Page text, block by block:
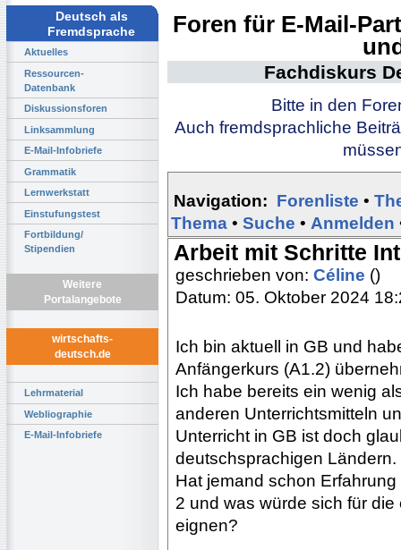
Deutsch als
Fremdsprache
Aktuelles
Ressourcen-
Datenbank
Diskussionsforen
Linksammlung
E-Mail-Infobriefe
Grammatik
Lernwerkstatt
Einstufungstest
Fortbildung/
Stipendien
Weitere
Portalangebote
wirtschafts-
deutsch.de
Lehrmaterial
Webliographie
E-Mail-Infobriefe
Foren für E-Mail-
Fachdiskurs
Bitte in den
Auch fremdsprachliche
Navigation: Forenliste •
Thema • Suche • Anmelden
Arbeit mit Schritte
geschrieben von: Céline ()
Datum: 05. Oktober 2024
Ich bin aktuell in GB und
Anfängerkurs (A1.2)
Ich habe bereits ein wenig
anderen Unterrichtsmitteln
Unterricht in GB ist doch
deutschsprachigen Ländern.
Hat jemand schon
2 und was würde sich für
eignen?